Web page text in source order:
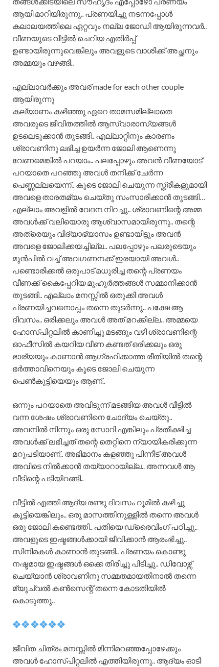
ആയി മാറിയിരുന്നു.. പ്രണയിച്ചു നടന്നപ്പോൾ
കലാലയത്തിലെ ഏറ്റവും നല്ല ജോഡി ആയിരുന്നവർ..
വീണയുടെ വീട്ടിൽ ചെറിയ എതിർപ്പ്
ഉണ്ടായിരുന്നുവെങ്കിലും അവളുടെ വാശിക്ക് അച്ഛനും
അമ്മയും വഴങ്ങി..
എല്ലാവർക്കും അവര് made for each other couple
ആയിരുന്നു
കല്യാണം കഴിഞ്ഞു ഏറെ താമസമില്ലാതെ
അവരുടെ ജീവിതത്തിൽ ആസ്വാരാസ്യങ്ങൾ
ഉടലെടുക്കാൻ തുടങ്ങി.. എല്ലാറ്റിനും കാരണം
ശ്രാവണിനു ലഭിച്ച ഉയർന്ന ജോലി ആണെന്നു
വേണമെങ്കിൽ പറയാം.. പലപ്പോഴും അവൻ വീണയോട്
പറയാതെ പറഞ്ഞു അവൾ തനിക്ക് ചേർന്ന
പെണ്ണല്ലയെന്ന്.. കൂടെ ജോലി ചെയുന്ന സ്ത്രീകളുമായി
അവളെ താരതമ്യം ചെയ്തു സംസാരിക്കാൻ തുടങ്ങി…
എല്ലാം അവളിൽ വേദന നിറച്ചു.. ശ്രാവണിന്റെ അമ്മ
അവൾക്ക് വലിയൊരു ആശ്വാസമായിരുന്നു.. തന്റെ
അത്രെയും വിദ്യാഭ്യാസം ഉണ്ടായിട്ടും അവൻ
അവളെ ജോലിക്കയച്ചില്ല.. പലപ്പോഴും പലരുടെയും
മുൻപിൽ വച്ച് അവഗണനക്ക് ഇരയായി അവൾ..
പണ്ടൊരിക്കൽ ഒരുപാട് മധുരിച്ച തന്റെ പ്രണയം
വീണക്ക് കൈപ്പേറിയ മുഹുർത്തങ്ങൾ സമ്മാനിക്കാൻ
തുടങ്ങി.. എല്ലാം മനസ്സിൽ ഒതുക്കി അവൾ
പ്രണയിച്ചവനൊപ്പം തന്നെ തുടർന്നു.. പക്ഷേ ആ
ദിവസം.. ഒരിക്കലും അവൾ അത് മറക്കില്ല.. അമ്മയെ
ഹോസ്പിറ്റലിൽ കാണിച്ചു മടങ്ങും വഴി ശ്രാവണിന്റെ
ഓഫീസിൽ കയറിയ വീണ കണ്ടത് ഒരിക്കലും ഒരു
ഭാര്യയും കാണാൻ ആഗ്രഹിക്കാത്ത രീതിയിൽ തന്റെ
ഭർത്താവിനെയും കൂടെ ജോലി ചെയുന്ന
പെൺകുട്ടിയെയും ആണ്..
ഒന്നും പറയാതെ അവിടുന്ന് മടങ്ങിയ അവൾ വീട്ടിൽ
വന്ന ശേഷം ശ്രാവണിനെ ചോദ്യം ചെയ്തു..
അവനിൽ നിന്നും ഒരു സോറി എങ്കിലും പ്രതീക്ഷിച്ച
അവൾക്ക് ലഭിച്ചത് തന്റെ തെറ്റിനെ ന്യായികരിക്കുന്ന
മറുപടിയാണ്.. അഭിമാനം കളഞ്ഞു പിന്നീട് അവൾ
അവിടെ നിൽക്കാൻ തയ്യാറായില്ല.. അന്നവൾ ആ
വീടിന്റെ പടിയിറങ്ങി..
വീട്ടിൽ എത്തി ആദ്യ രണ്ടു ദിവസം റൂമിൽ കഴിച്ചു
കൂട്ടിയെങ്കിലും.. ഒരു മാസത്തിനുള്ളിൽ തന്നെ അവൾ
ഒരു ജോലി കണ്ടെത്തി.. പതിയെ ഡ്രൈവിംഗ് പഠിച്ചു..
അവളുടെ ഇഷ്ടങ്ങൾക്കായി ജീവിക്കാൻ ആരംഭിച്ചു..
സിനിമകൾ കാണാൻ തുടങ്ങി.. പ്രണയം കൊണ്ടു
നഷ്ടമായ ഇഷ്ടങ്ങൾ ഒക്കെ തിരിച്ചു പിടിച്ചു.. ഡിവോഴ്സ്
ചെയ്യാൻ ശ്രാവണിനു സമ്മതമായതിനാൽ തന്നെ
മ്യുച്വൽ കൺസെന്റ് തന്നെ കോടതിയിൽ
കൊടുത്തു..
ജീവിത ചിത്രം മനസ്സിൽ മിന്നിമറഞ്ഞപ്പോഴേക്കും
അവൾ ഹോസ്പിറ്റലിൽ എത്തിയിരുന്നു.. ആദ്യം ഓടി